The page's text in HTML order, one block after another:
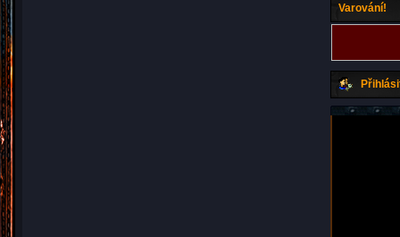
Varování!